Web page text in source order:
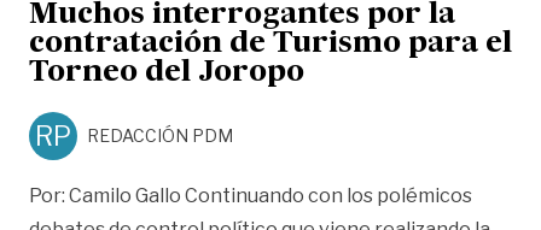
Muchos interrogantes por la
contratación de Turismo para el
Torneo del Joropo
RP REDACCIÓN PDM
Por: Camilo Gallo Continuando con los polémicos